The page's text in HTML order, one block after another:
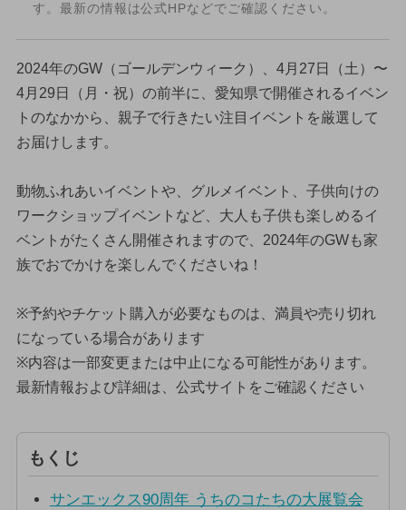
す。最新の情報は公式HPなどでご確認ください。
2024年のGW（ゴールデンウィーク）、4月27日（土）〜
4月29日（月・祝）の前半に、愛知県で開催されるイベン
トのなかから、親子で行きたい注目イベントを厳選して
お届けします。
動物ふれあいイベントや、グルメイベント、子供向けの
ワークショップイベントなど、大人も子供も楽しめるイ
ベントがたくさん開催されますので、2024年のGWも家
族でおでかけを楽しんでくださいね！
※予約やチケット購入が必要なものは、満員や売り切れ
になっている場合があります
※内容は一部変更または中止になる可能性があります。
最新情報および詳細は、公式サイトをご確認ください
もくじ
サンエックス90周年 うちのコたちの大展覧会